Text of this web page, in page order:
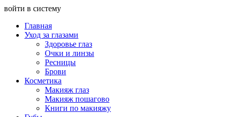
войти в систему
Главная
Уход за глазами
Здоровье глаз
Очки и линзы
Ресницы
Брови
Косметика
Макияж глаз
Макияж пошагово
Книги по макияжу